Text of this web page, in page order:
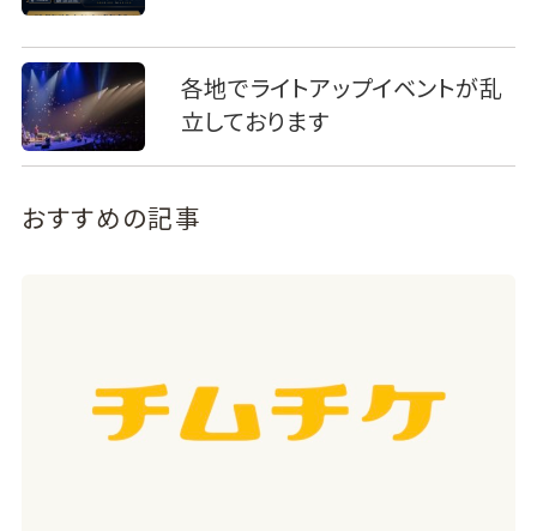
各地でライトアップイベントが乱
立しております
おすすめの記事